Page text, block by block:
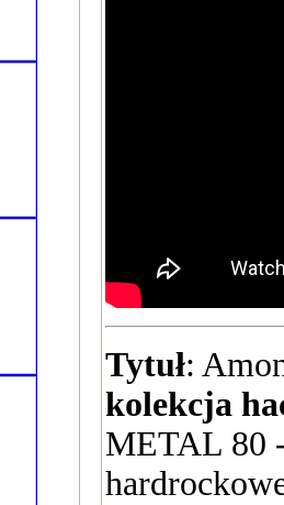
Tytuł:
kolekcja
METAL 80